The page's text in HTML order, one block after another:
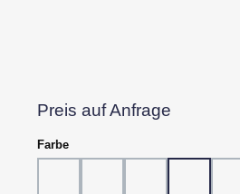
Preis auf Anfrage
Farbeauswählen